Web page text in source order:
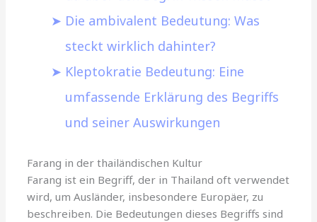
Die ambivalent Bedeutung: Was
steckt wirklich dahinter?
Kleptokratie Bedeutung: Eine
umfassende Erklärung des Begriffs
und seiner Auswirkungen
Farang in der thailändischen Kultur
Farang ist ein Begriff, der in Thailand oft verwendet
wird, um Ausländer, insbesondere Europäer, zu
beschreiben. Die Bedeutungen dieses Begriffs sind